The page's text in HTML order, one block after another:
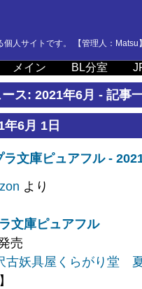
人サイトです。 【管理人：Matsu
メイン BL分室
ス: 2021年6月 - 記事
年6月 1日
ラ文庫ピュアフル -
より
文庫ピュアフル
売
古妖具屋くらがり堂